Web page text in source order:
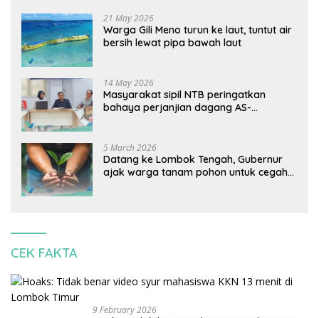
21 May 2026
Warga Gili Meno turun ke laut, tuntut air
bersih lewat pipa bawah laut
14 May 2026
Masyarakat sipil NTB peringatkan
bahaya perjanjian dagang AS-
5 March 2026
Datang ke Lombok Tengah, Gubernur
ajak warga tanam pohon untuk cegah
CEK FAKTA
9 February 2026